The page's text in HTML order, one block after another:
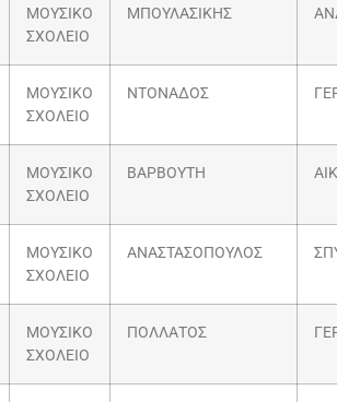
ΜΟΥΣΙΚΟ
ΣΧΟΛΕΙΟ
ΜΠΟΥΛΑΣΙΚΗΣ
ΜΟΥΣΙΚΟ
ΣΧΟΛΕΙΟ
ΝΤΟΝΑΔΟΣ
ΜΟΥΣΙΚΟ
ΣΧΟΛΕΙΟ
ΒΑΡΒΟΥΤΗ
ΜΟΥΣΙΚΟ
ΣΧΟΛΕΙΟ
ΑΝΑΣΤΑΣΟΠΟΥΛΟΣ
ΜΟΥΣΙΚΟ
ΣΧΟΛΕΙΟ
ΠΟΛΛΑΤΟΣ